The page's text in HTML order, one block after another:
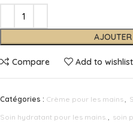
AJOUTER
Compare Add to wishlist
Catégories : Crème pour les mains,
Soin hydratant pour les mains., soin